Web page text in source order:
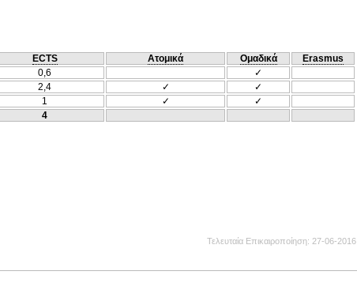
ECTS Ατομικά Ομαδικά
Erasmus
0,6
✓
2,4 ✓
✓
1 ✓
✓
4
Τελευταία Επικαιροποίηση 27-06-2016